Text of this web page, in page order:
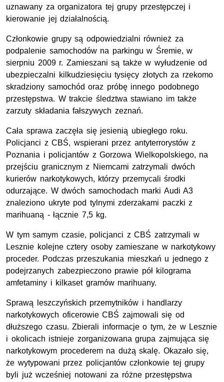
uznawany za organizatora tej grupy przestępczej i
kierowanie jej działalnością.
Członkowie grupy są odpowiedzialni również za
podpalenie samochodów na parkingu w Śremie, w
sierpniu 2009 r. Zamieszani są także w wyłudzenie od
ubezpieczalni kilkudziesięciu tysięcy złotych za rzekomo
skradziony samochód oraz próbę innego podobnego
przestępstwa. W trakcie śledztwa stawiano im także
zarzuty składania fałszywych zeznań.
Cała sprawa zaczęła się jesienią ubiegłego roku.
Policjanci z CBŚ, wspierani przez antyterrorystów z
Poznania i policjantów z Gorzowa Wielkopolskiego, na
przejściu granicznym z Niemcami zatrzymali dwóch
kurierów narkotykowych, którzy przemycali środki
odurzające. W dwóch samochodach marki Audi A3
znaleziono ukryte pod tylnymi zderzakami paczki z
marihuaną - łącznie 7,5 kg.
W tym samym czasie, policjanci z CBŚ zatrzymali w
Lesznie kolejne cztery osoby zamieszane w narkotykowy
proceder. Podczas przeszukania mieszkań u jednego z
podejrzanych zabezpieczono prawie pół kilograma
amfetaminy i kilkaset gramów marihuany.
Sprawą leszczyńskich przemytników i handlarzy
narkotykowych oficerowie CBŚ zajmowali się od
dłuższego czasu. Zbierali informacje o tym, że w Lesznie
i okolicach istnieje zorganizowana grupa zajmująca się
narkotykowym procederem na dużą skalę. Okazało się,
że wytypowani przez policjantów członkowie tej grupy
byli już wcześniej notowani za różne przestępstwa